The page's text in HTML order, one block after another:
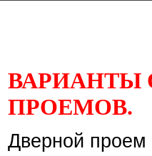
ВАРИАНТЫ
ПРОЕМОВ.
Дверной